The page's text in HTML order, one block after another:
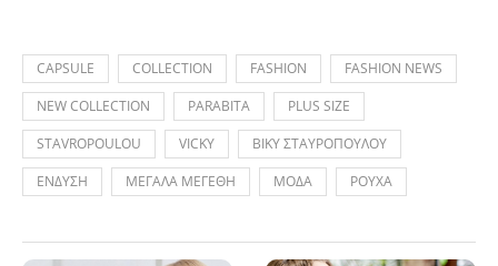
CAPSULE COLLECTION FASHION
FASHION NEWS
NEW COLLECTION
PARABITA
PLUS SIZE
STAVROPOULOU
VICKY
ΒΙΚΥ ΣΤΑΥΡΟΠΟΥΛΟΥ
ΕΝΔΥΣΗ
ΜΕΓΑΛΑ ΜΕΓΕΘΗ ΜΟΔΑ ΡΟΥΧΑ